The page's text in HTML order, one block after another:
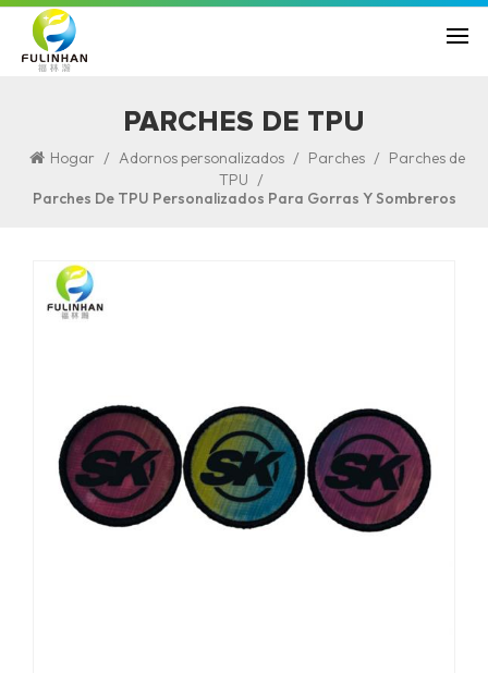
PARCHES DE TPU
Hogar / Adornos personalizados / Parches / Parches de
TPU /
Parches De TPU Personalizados Para Gorras Y Sombreros